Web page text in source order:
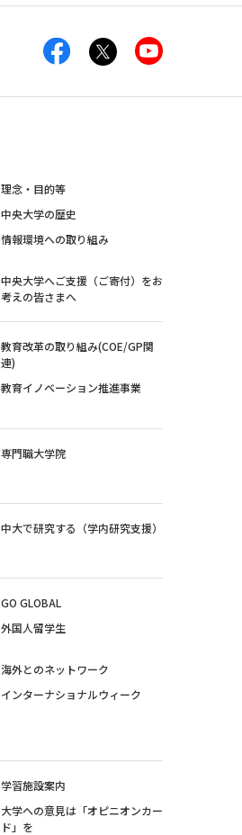
理念・目的等
中央大学の歴史
情報環境への取り組み
中央大学へご支援（ご寄付）をお
考えの皆さまへ
教育改革の取り組み(COE/GP関
連)
教育イノベーション推進事業
専門職大学院
中大で研究する（学内研究支援）
GO GLOBAL
外国人留学生
海外とのネットワーク
インターナショナルウィーク
学習施設案内
大学への意見は「オピニオンカー
ド」を